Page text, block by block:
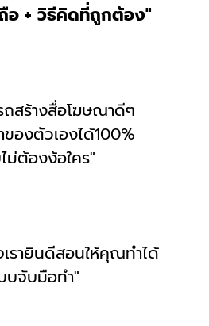
+ วิธีคิดที่ถูกต้อง"
สร้างสื่อโฆษณาดีๆ
ของตัวเองได้100%
ม่ต้องง้อใคร"
รายินดีสอนให้คุณทำได้
บจับมือทำ"